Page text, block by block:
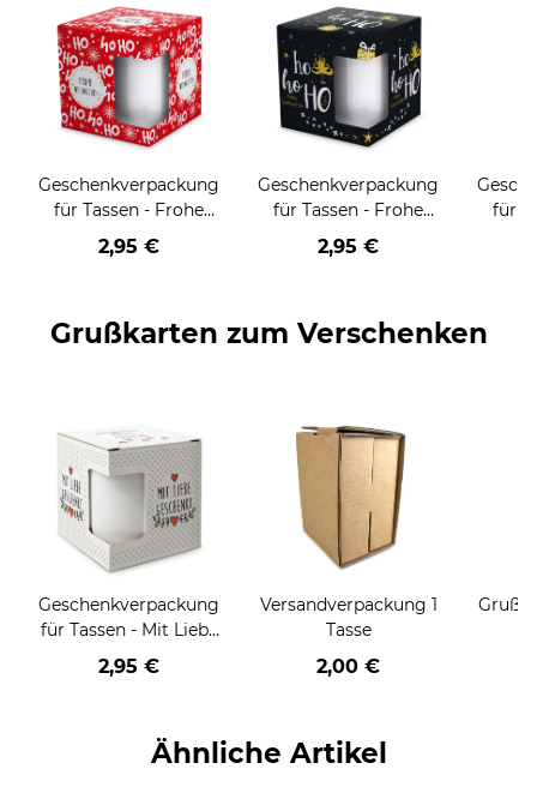
Geschenkverpackung
für Tassen - Frohe
Weihnachten - HO
HO HO - rot
2,95 €
Geschenkverpackung
für Tassen - Frohe
Weihnachten - HO
HO HO - schwarz
2,95 €
für
Grußkarten zum Verschenken
Geschenkverpackung
für Tassen - Mit Liebe
geschenkt
2,95 €
Versandverpackung 1
Tasse
2,00 €
Ähnliche Artikel